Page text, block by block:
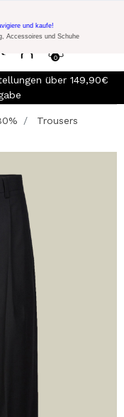
Einkauf mit Code:
0
und kaufe!
Accessoires und Schuhe
über 149,90€
Trousers